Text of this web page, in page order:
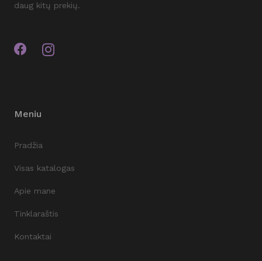
daug kitų prekių.
Meniu
Pradžia
Visas katalogas
Apie mane
Tinklaraštis
Kontaktai